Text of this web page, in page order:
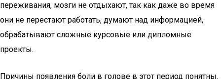
переживания, мозги не отдыхают, так как даже во время
они не перестают работать, думают над информацией,
обрабатывают сложные курсовые или дипломные
проекты.
Причины появления боли в голове в этот период понятны.